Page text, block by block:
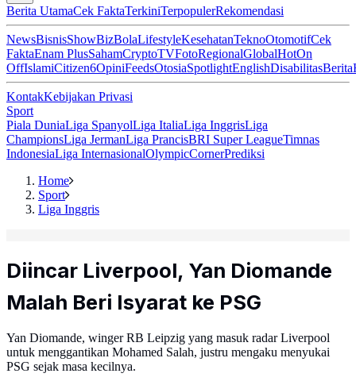
Berita UtamaCek FaktaTerkiniTerpopulerRekomendasi
NewsBisnisShowBizBolaLifestyleKesehatanTeknoOtomotifCek
FaktaEnam PlusSahamCryptoTVFotoRegionalGlobalHotOn
OffIslamiCitizen6OpiniFeedsOtosiaSpotlightEnglishDisabilitasBerita
KontakKebijakan Privasi
Sport
Piala DuniaLiga SpanyolLiga ItaliaLiga InggrisLiga
ChampionsLiga JermanLiga PrancisBRI Super LeagueTimnas
IndonesiaLiga InternasionalOlympicCornerPrediksi
Home
Sport
Liga Inggris
Diincar Liverpool, Yan Diomande
Malah Beri Isyarat ke PSG
Yan Diomande, winger RB Leipzig yang masuk radar Liverpool
untuk menggantikan Mohamed Salah, justru mengaku menyukai
PSG sejak masa kecilnya.